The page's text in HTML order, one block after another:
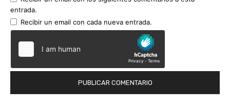
entrada.
Recibir un email con cada nueva entrada.